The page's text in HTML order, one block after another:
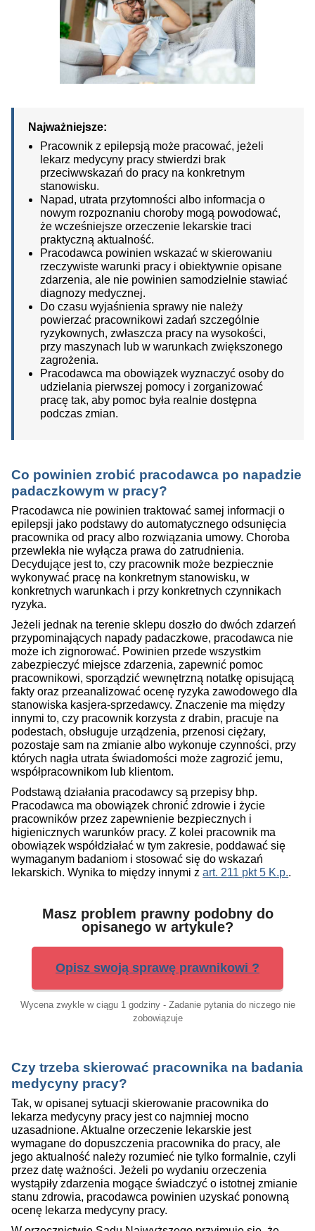
Najważniejsze:
Pracownik z epilepsją może pracować, jeżeli
lekarz medycyny pracy stwierdzi brak
przeciwwskazań do pracy na konkretnym
stanowisku.
Napad, utrata przytomności albo informacja o
nowym rozpoznaniu choroby mogą powodować,
że wcześniejsze orzeczenie lekarskie traci
praktyczną aktualność.
Pracodawca powinien wskazać w skierowaniu
rzeczywiste warunki pracy i obiektywnie opisane
zdarzenia, ale nie powinien samodzielnie stawiać
diagnozy medycznej.
Do czasu wyjaśnienia sprawy nie należy
powierzać pracownikowi zadań szczególnie
ryzykownych, zwłaszcza pracy na wysokości,
przy maszynach lub w warunkach zwiększonego
zagrożenia.
Pracodawca ma obowiązek wyznaczyć osoby do
udzielania pierwszej pomocy i zorganizować
pracę tak, aby pomoc była realnie dostępna
podczas zmian.
Co powinien zrobić pracodawca po napadzie
padaczkowym w pracy?
Pracodawca nie powinien traktować samej informacji o
epilepsji jako podstawy do automatycznego odsunięcia
pracownika od pracy albo rozwiązania umowy. Choroba
przewlekła nie wyłącza prawa do zatrudnienia.
Decydujące jest to, czy pracownik może bezpiecznie
wykonywać pracę na konkretnym stanowisku, w
konkretnych warunkach i przy konkretnych czynnikach
ryzyka.
Jeżeli jednak na terenie sklepu doszło do dwóch zdarzeń
przypominających napady padaczkowe, pracodawca nie
może ich zignorować. Powinien przede wszystkim
zabezpieczyć miejsce zdarzenia, zapewnić pomoc
pracownikowi, sporządzić wewnętrzną notatkę opisującą
fakty oraz przeanalizować ocenę ryzyka zawodowego dla
stanowiska kasjera-sprzedawcy. Znaczenie ma między
innymi to, czy pracownik korzysta z drabin, pracuje na
podestach, obsługuje urządzenia, przenosi ciężary,
pozostaje sam na zmianie albo wykonuje czynności, przy
których nagła utrata świadomości może zagrozić jemu,
współpracownikom lub klientom.
Podstawą działania pracodawcy są przepisy bhp.
Pracodawca ma obowiązek chronić zdrowie i życie
pracowników przez zapewnienie bezpiecznych i
higienicznych warunków pracy. Z kolei pracownik ma
obowiązek współdziałać w tym zakresie, poddawać się
wymaganym badaniom i stosować się do wskazań
lekarskich. Wynika to między innymi zart. 211 pkt 5 K.p..
Masz problem prawny podobny do
opisanego w artykule?
Opisz swoją sprawę prawnikowi ?
Wycena zwykle w ciągu 1 godziny - Zadanie pytania do niczego nie
zobowiązuje
Czy trzeba skierować pracownika na badania
medycyny pracy?
Tak, w opisanej sytuacji skierowanie pracownika do
lekarza medycyny pracy jest co najmniej mocno
uzasadnione. Aktualne orzeczenie lekarskie jest
wymagane do dopuszczenia pracownika do pracy, ale
jego aktualność należy rozumieć nie tylko formalnie, czyli
przez datę ważności. Jeżeli po wydaniu orzeczenia
wystąpiły zdarzenia mogące świadczyć o istotnej zmianie
stanu zdrowia, pracodawca powinien uzyskać ponowną
ocenę lekarza medycyny pracy.